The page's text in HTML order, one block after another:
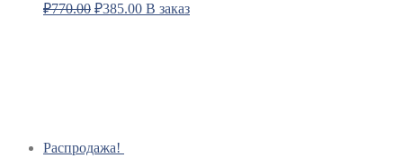
₽770.00 ₽385.00 В заказ
Распродажа!